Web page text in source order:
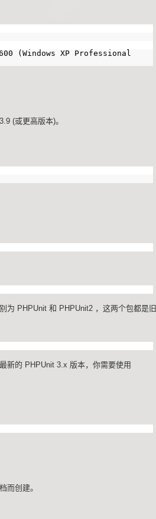
(Windows XP Professional
(或更高版本)。
为 PHPUnit 和 PHPUnit2 ，这两个包都是旧
新的 PHPUnit 3.x 版本，你需要使用
而创建。